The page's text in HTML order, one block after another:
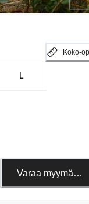
Koko-
L
Varaa